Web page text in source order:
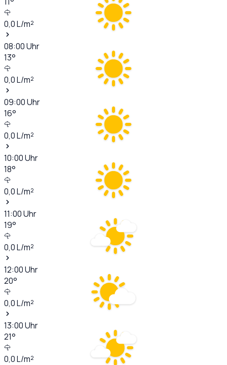
0,0L/m²
08:00Uhr
13°
0,0L/m²
09:00Uhr
16°
0,0L/m²
10:00Uhr
18°
0,0L/m²
11:00Uhr
19°
0,0L/m²
12:00Uhr
20°
0,0L/m²
13:00Uhr
21°
0,0L/m²